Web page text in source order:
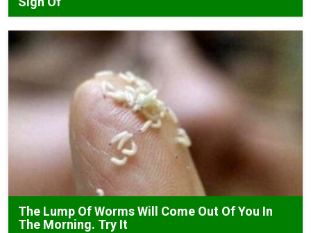
The Lump Of Worms Will Come Out Of You In
The Morning. Try It